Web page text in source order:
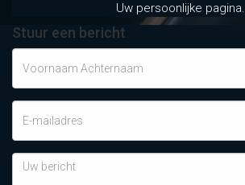
Uw persoonlijke pagina.
Stuur een bericht